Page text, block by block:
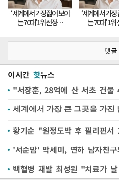
댓글
이시간 핫뉴스
"서장훈, 28억에 산 서초 건물
황기순 "원정도박 후 필리핀서
'서준맘' 박세미, 연하 남자친
백혈병 재발 최성원 "치료가